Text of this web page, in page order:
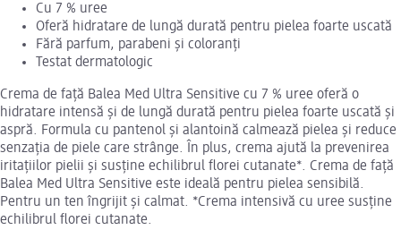
Cu 7 % uree
Oferă hidratare de lungă durată pentru pielea foarte uscată
Fără parfum, parabeni și coloranți
Testat dermatologic
Crema de față Balea Med Ultra Sensitive cu 7 % uree oferă o
hidratare intensă și de lungă durată pentru pielea foarte uscată și
aspră. Formula cu pantenol și alantoină calmează pielea și reduce
senzația de piele care strânge. În plus, crema ajută la prevenirea
iritațiilor pielii și susține echilibrul florei cutanate*. Crema de față
Balea Med Ultra Sensitive este ideală pentru pielea sensibilă.
Pentru un ten îngrijit și calmat. *Crema intensivă cu uree susține
echilibrul florei cutanate.